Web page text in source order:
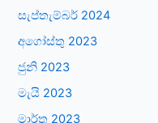
සැප්තැම්බර් 2024
අගෝස්තු 2023
ජුනි 2023
මැයි 2023
මාර්තු 2023